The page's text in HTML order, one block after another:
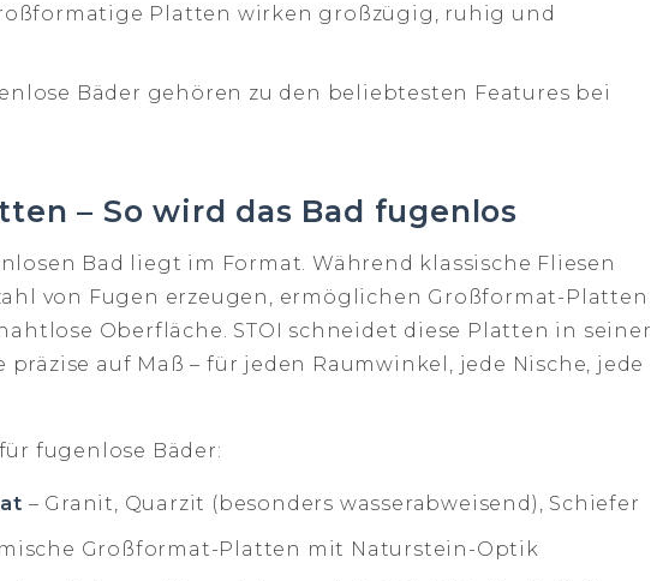
Platten wirken großzügig, ruhig und
Bäder gehören zu den beliebtesten Features bei
– So wird das Bad fugenlos
Bad liegt im Format. Während klassische Fliesen
von Fugen erzeugen, ermöglichen Großformat-Platten
Oberfläche. STOI schneidet diese Platten in seiner
auf Maß – für jeden Raumwinkel, jede Nische, jede
fugenlose Bäder:
– Granit, Quarzit (besonders wasserabweisend), Schiefer
Großformat-Platten mit Naturstein-Optik